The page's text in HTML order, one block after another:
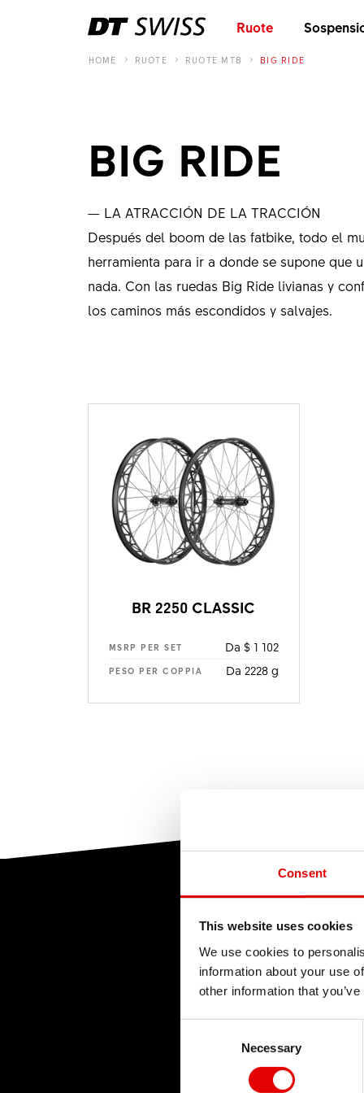
Consent
This website uses cookies
We use cookies to
information about your use
other information that
Necessary
Ruote
HOME RUOTE RUOTE MTB BIG RIDE
BIG RIDE
— LA ATRACCIÓN DE LA TRACCIÓN
Después del boom de las fatbike, todo el
herramienta para ir a donde se supone
nada. Con las ruedas Big Ride livianas y
los caminos más escondidos y salvajes.
BR 2250 CLASSIC
MSRP PER SET Da $ 1 102
PESO PER COPPIA Da 2228 g